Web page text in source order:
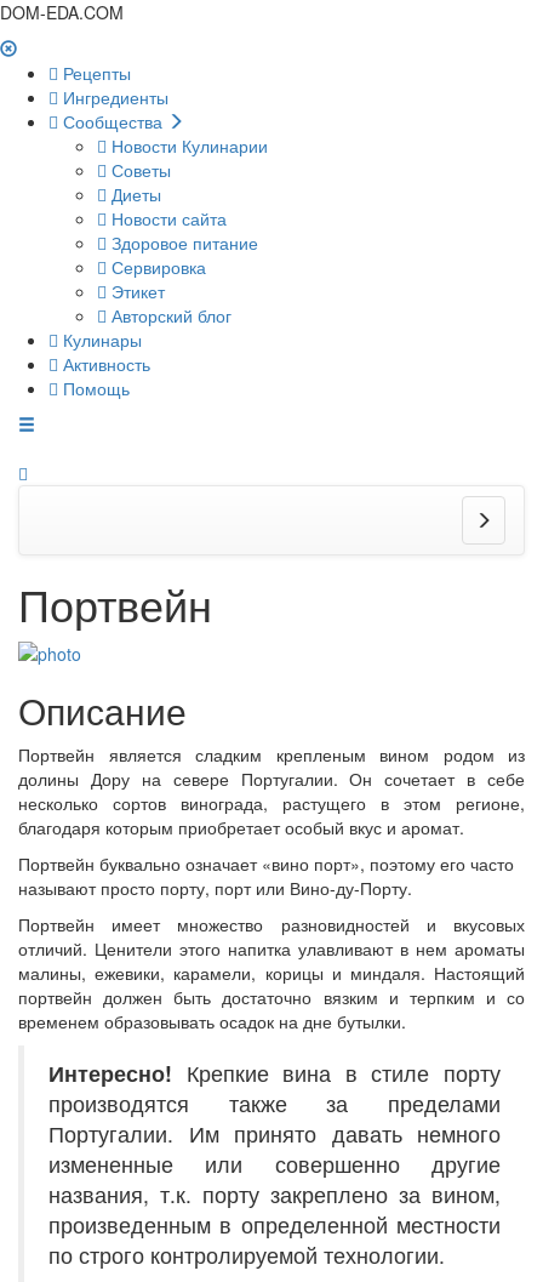
DOM-EDA.COM
Рецепты
Ингредиенты
Сообщества
Новости Кулинарии
Советы
Диеты
Новости сайта
Здоровое питание
Сервировка
Этикет
Авторский блог
Кулинары
Активность
Помощь
Портвейн
Описание
Портвейн является сладким крепленым вином родом из
долины Дору на севере Португалии.Он сочетает в себе
несколько сортов винограда, растущего в этом регионе,
благодаря которым приобретает особый вкус и аромат.
Портвейн буквально означает «вино порт», поэтому его часто
называют просто порту, порт или Вино-ду-Порту.
Портвейн имеет множество разновидностей и вкусовых
отличий. Ценители этого напитка улавливают в нем ароматы
малины, ежевики, карамели, корицы и миндаля. Настоящий
портвейн должен быть достаточно вязким и терпким и со
временем образовывать осадок на дне бутылки.
Интересно! Крепкие вина в стиле порту
производятся также за пределами
Португалии. Им принято давать немного
измененные или совершенно другие
названия, т.к. порту закреплено за вином,
произведенным в определенной местности
по строго контролируемой технологии.